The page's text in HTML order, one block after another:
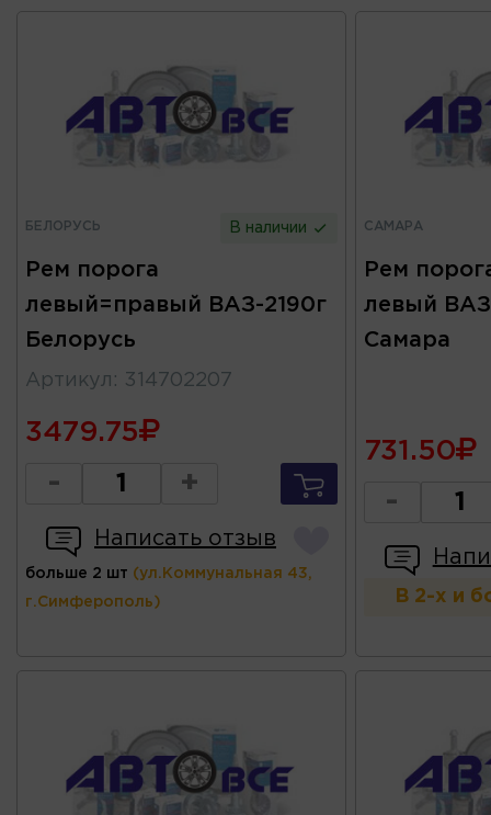
БЕЛОРУСЬ В наличии
Рем порога
левый=правый ВАЗ-2190г
Белорусь
Артикул : 314702207
3479.75
- +
Написать отзыв
больше 2 шт (ул.Коммунальная 43,
г.Симферополь)
САМАРА
Рем
левый
Самара
731.50
-
В 2-х и